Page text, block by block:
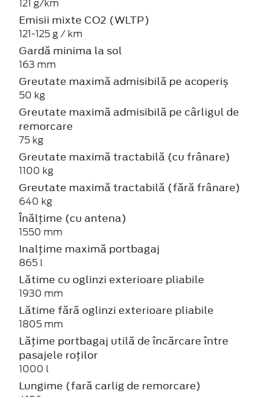
121 g/km
Emisii mixte CO2 (WLTP)
121-125 g / km
Gardă minima la sol
163 mm
Greutate maximă admisibilă pe acoperiș
50 kg
Greutate maximă admisibilă pe cârligul de
remorcare
75 kg
Greutate maximă tractabilă (cu frânare)
1100 kg
Greutate maximă tractabilă (fără frânare)
640 kg
Înălțime (cu antena)
1550 mm
Inalțime maximă portbagaj
865 l
Lătime cu oglinzi exterioare pliabile
1930 mm
Lătime fără oglinzi exterioare pliabile
1805 mm
Lățime portbagaj utilă de încărcare între
pasajele roților
1000 l
Lungime (fară carlig de remorcare)